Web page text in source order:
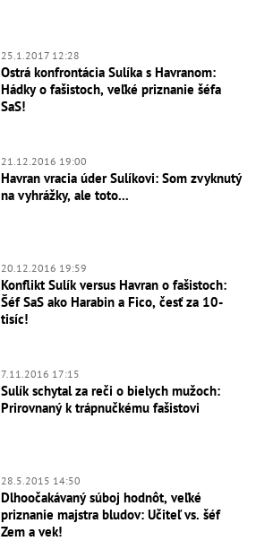
25.1.2017 12:28
Ostrá konfrontácia Sulíka s Havranom:
Hádky o fašistoch, veľké priznanie šéfa
SaS!
21.12.2016 19:00
Havran vracia úder Sulíkovi: Som zvyknutý
na vyhrážky, ale toto...
20.12.2016 19:59
Konflikt Sulík versus Havran o fašistoch:
Šéf SaS ako Harabin a Fico, česť za 10-
tisíc!
7.11.2016 17:15
Sulík schytal za reči o bielych mužoch:
Prirovnaný k trápnučkému fašistovi
28.5.2015 14:50
Dlhoočakávaný súboj hodnôt, veľké
priznanie majstra bludov: Učiteľ vs. šéf
Zem a vek!